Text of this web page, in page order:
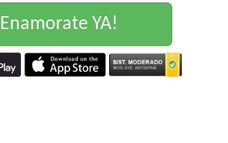
Enamorate YA!